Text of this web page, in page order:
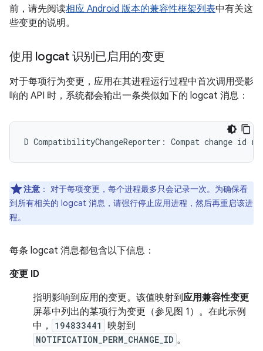
前，请先阅读相应 Android 版本的兼容性框架列表中有关这
些变更的说明。
使用 logcat 识别已启用的变更
对于每项行为变更，应用在其进程运行过程中首次调用受影
响的 API 时，系统都会输出一条类似如下的 logcat 消息：
注意 ： 对于每项变更，每个进程最多只会记录一次。为确保看
到所有相关的 logcat 消息，请强行停止应用进程，然后再重启该进
程。
每条 logcat 消息都包含以下信息：
变更 ID
指明影响到应用的变更。该值映射到应用兼容性变更
屏幕中列出的某项行为变更（参见图 1）。在此示例
中，
194833441 映射到
NOTIFICATION_PERM_CHANGE_ID 。